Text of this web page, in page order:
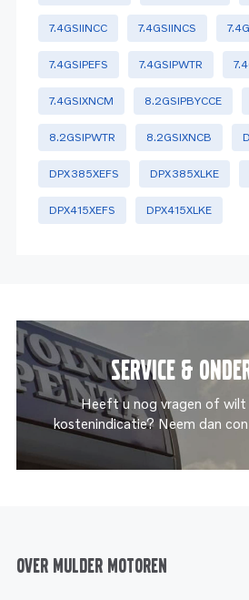
7.4GSIINCC 7.4GSIINCS
7.4GSiPEFS 7.4GSIPWTR
7.4GSIXNCM 8.2GSIPBYCCE
8.2GSIPWTR 8.2GSIXNCB
DPX385XEFS DPX385XLKE
DPX415XEFS DPX415XLKE
Service &
Heeft u nog vragen of wilt
kostenindicatie? Neem dan
Over Mulder Motoren